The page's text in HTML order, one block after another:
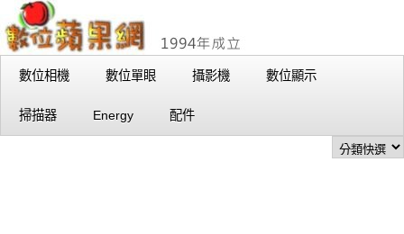
數位相機 數位單眼 攝影機 數位顯示
掃描器 Energy 配件